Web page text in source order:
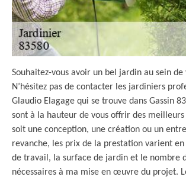
Souhaitez-vous avoir un bel jardin au sein
N’hésitez pas de contacter les jardiniers
Glaudio Elagage qui se trouve dans Gassin
sont à la hauteur de vous offrir des
soit une conception, une création ou un
revanche, les prix de la prestation varient
de travail, la surface de jardin et le nombre
nécessaires à ma mise en œuvre du projet.